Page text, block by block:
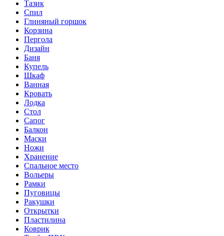
Тазик
Спил
Глиняный горшок
Корзина
Пергола
Дизайн
Баня
Купель
Шкаф
Ванная
Кровать
Лодка
Стол
Сапог
Балкон
Маски
Ножи
Хранение
Спальное место
Вольеры
Рамки
Пуговицы
Ракушки
Открытки
Пластилина
Коврик